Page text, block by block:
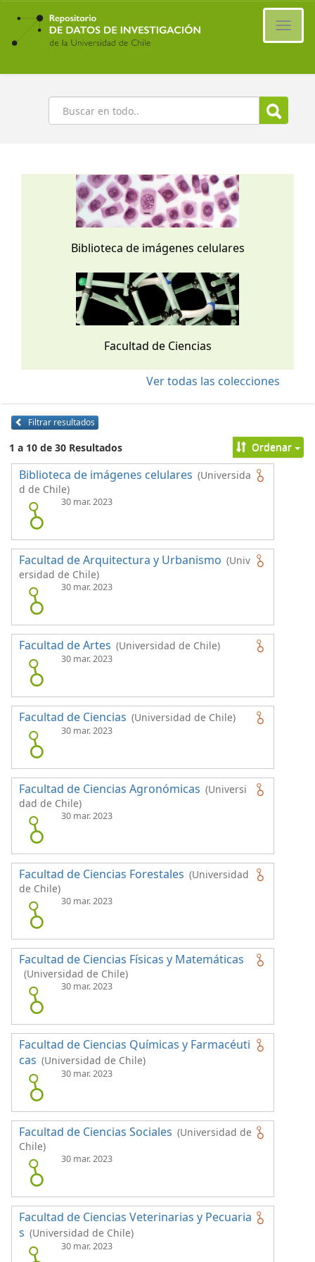
Ir
contenido
principal
Buscar
Biblioteca de imágenes celulares
Facultad de Ciencias
Ver todas las colecciones
Filtrar resultados
1 a 10 de 30 Resultados Ordenar
Biblioteca de imágenes celulares (Universida
d de Chile)
30 mar. 2023
Facultad de Arquitectura y Urbanismo (Univ
ersidad de Chile)
30 mar. 2023
Facultad de Artes (Universidad de Chile)
30 mar. 2023
Facultad de Ciencias (Universidad de Chile)
30 mar. 2023
Facultad de Ciencias Agronómicas (Universi
dad de Chile)
30 mar. 2023
Facultad de Ciencias Forestales (Universidad
de Chile)
30 mar. 2023
Facultad de Ciencias Físicas y Matemáticas
(Universidad de Chile)
30 mar. 2023
Facultad de Ciencias Químicas y Farmacéuti
cas (Universidad de Chile)
30 mar. 2023
Facultad de Ciencias Sociales (Universidad de
Chile)
30 mar. 2023
Facultad de Ciencias Veterinarias y Pecuaria
s (Universidad de Chile)
30 mar. 2023